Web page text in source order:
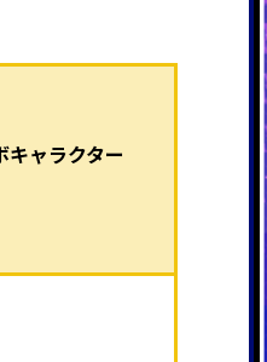
キャラクター